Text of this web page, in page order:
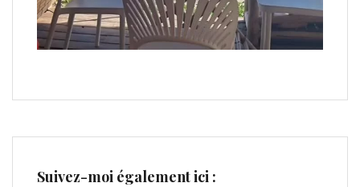
Suivez-moi également ici :